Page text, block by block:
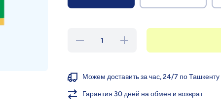
Уменьшить
количество для
пребиотиками и
лактобактериями,
300/600/1050 г
количество для
Nestogen 2,
пребиотиками и
лактобактериями,
6+ мес.,
300/600/1050 г
Можем доставить за час, 24/7 по Ташкенту
Гарантия 30 дней на обмен и возврат